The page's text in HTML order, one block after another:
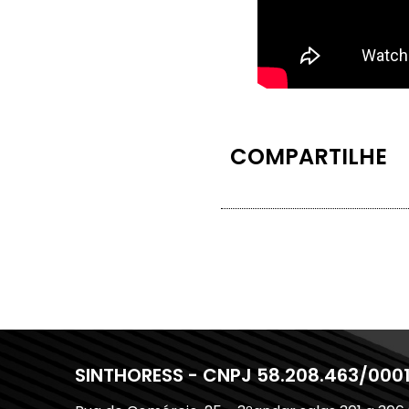
COMPARTILHE
SINTHORESS - CNPJ 58.208.463/